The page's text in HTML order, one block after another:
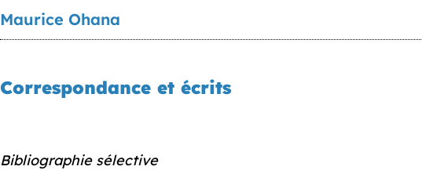
Maurice Ohana
Correspondance et écrits
Bibliographie sélective